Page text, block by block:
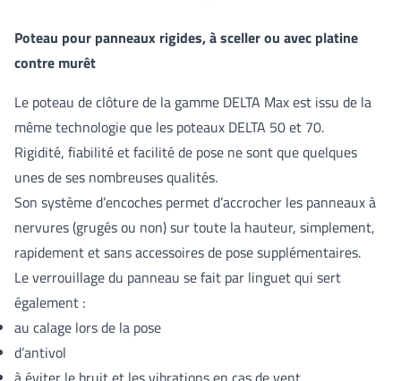
Poteau pour panneaux rigides, à sceller ou avec platine
contre murêt
Le poteau de clôture de la gamme DELTA Max est issu de la
même technologie que les poteaux DELTA 50 et 70.
Rigidité, fiabilité et facilité de pose ne sont que quelques
unes de ses nombreuses qualités.
Son système d’encoches permet d’accrocher les panneaux à
nervures (grugés ou non) sur toute la hauteur, simplement,
rapidement et sans accessoires de pose supplémentaires.
Le verrouillage du panneau se fait par linguet qui sert
également :
au calage lors de la pose
d’antivol